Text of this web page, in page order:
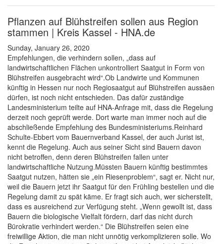
Pflanzen auf Blühstreifen sollen aus Region
stammen | Kreis Kassel - HNA.de
Sunday, January 26, 2020
Empfehlungen, die verhindern sollen, „dass auf
landwirtschaftlichen Flächen unkontrolliert Saatgut in Form von
Blühstreifen ausgebracht wird“.Ob Landwirte und Kommunen
künftig in Hessen nur noch Regiosaatgut auf Blühstreifen aussäen
dürfen, ist noch nicht entschieden. Das dafür zuständige
Landesministerium teilte auf HNA-Anfrage mit, dass die Regelung
derzeit noch geprüft werde. Dort warte man immer noch auf die
abschließende Empfehlung des Bundesministeriums.Reinhard
Schulte-Ebbert vom Bauernverband Kassel, der auch Jurist ist,
kennt die Regelung. Auch aus seiner Sicht sind Bauern davon
nicht betroffen, denn deren Blühstreifen fallen unter
landwirtschaftliche Nutzung.Müssten Bauern künftig bestimmtes
Saatgut nutzen, hätten sie „ein Riesenproblem“, sagt er. Nicht nur,
weil die Bauern jetzt ihr Saatgut für den Frühling bestellen und die
Regelung damit zu spät käme. Er fragt sich auch, wer sicherstellt,
dass es ausreichend zur Verfügung steht. „Wenn gewollt ist, dass
Bauern die biologische Vielfalt fördern, darf das nicht durch
Bürokratie verhindert werden.“ Die Blühstreifen seien eine
freiwillige Aktion, die man nicht unnötig verkomplizieren solle. Wo